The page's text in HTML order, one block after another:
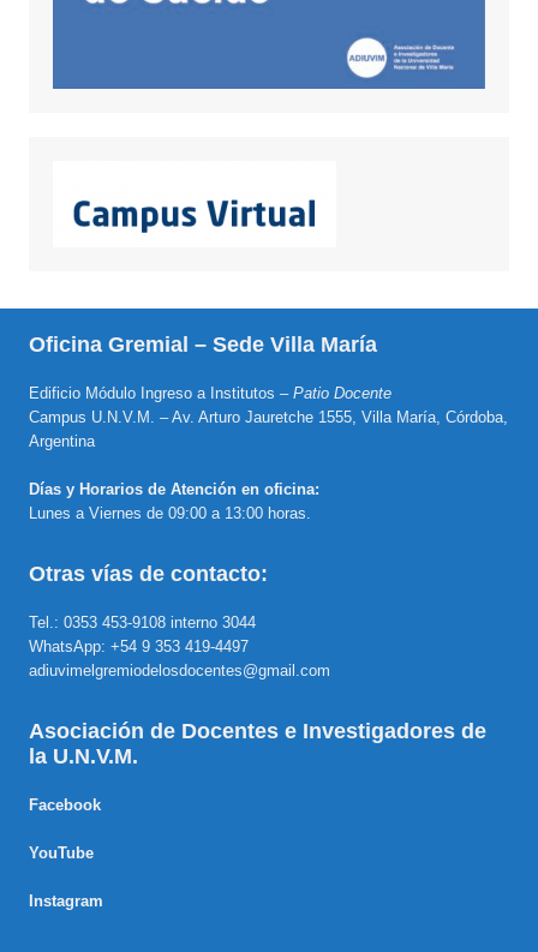
Oficina Gremial – Sede Villa María
Edificio Módulo Ingreso a Institutos – Patio Docente
Campus U.N.V.M. – Av. Arturo Jauretche 1555, Villa María, Córdoba,
Argentina
Días y Horarios de Atención en oficina:
Lunes a Viernes de 09:00 a 13:00 horas.
Otras vías de contacto:
Tel.: 0353 453-9108 interno 3044
WhatsApp: +54 9 353 419-4497
adiuvimelgremiodelosdocentes@gmail.com
Asociación de Docentes e Investigadores de
la U.N.V.M.
Facebook
YouTube
Instagram